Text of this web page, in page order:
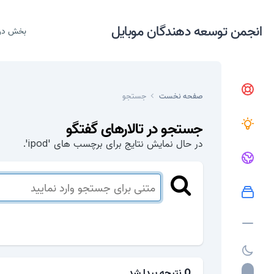
انجمن توسعه دهندگان موبایل بخش
صفحه نخست جستجو
جستجو در تالارهای گفتگو
در حال نمایش نتایج برای برچسب های 'ipod'.